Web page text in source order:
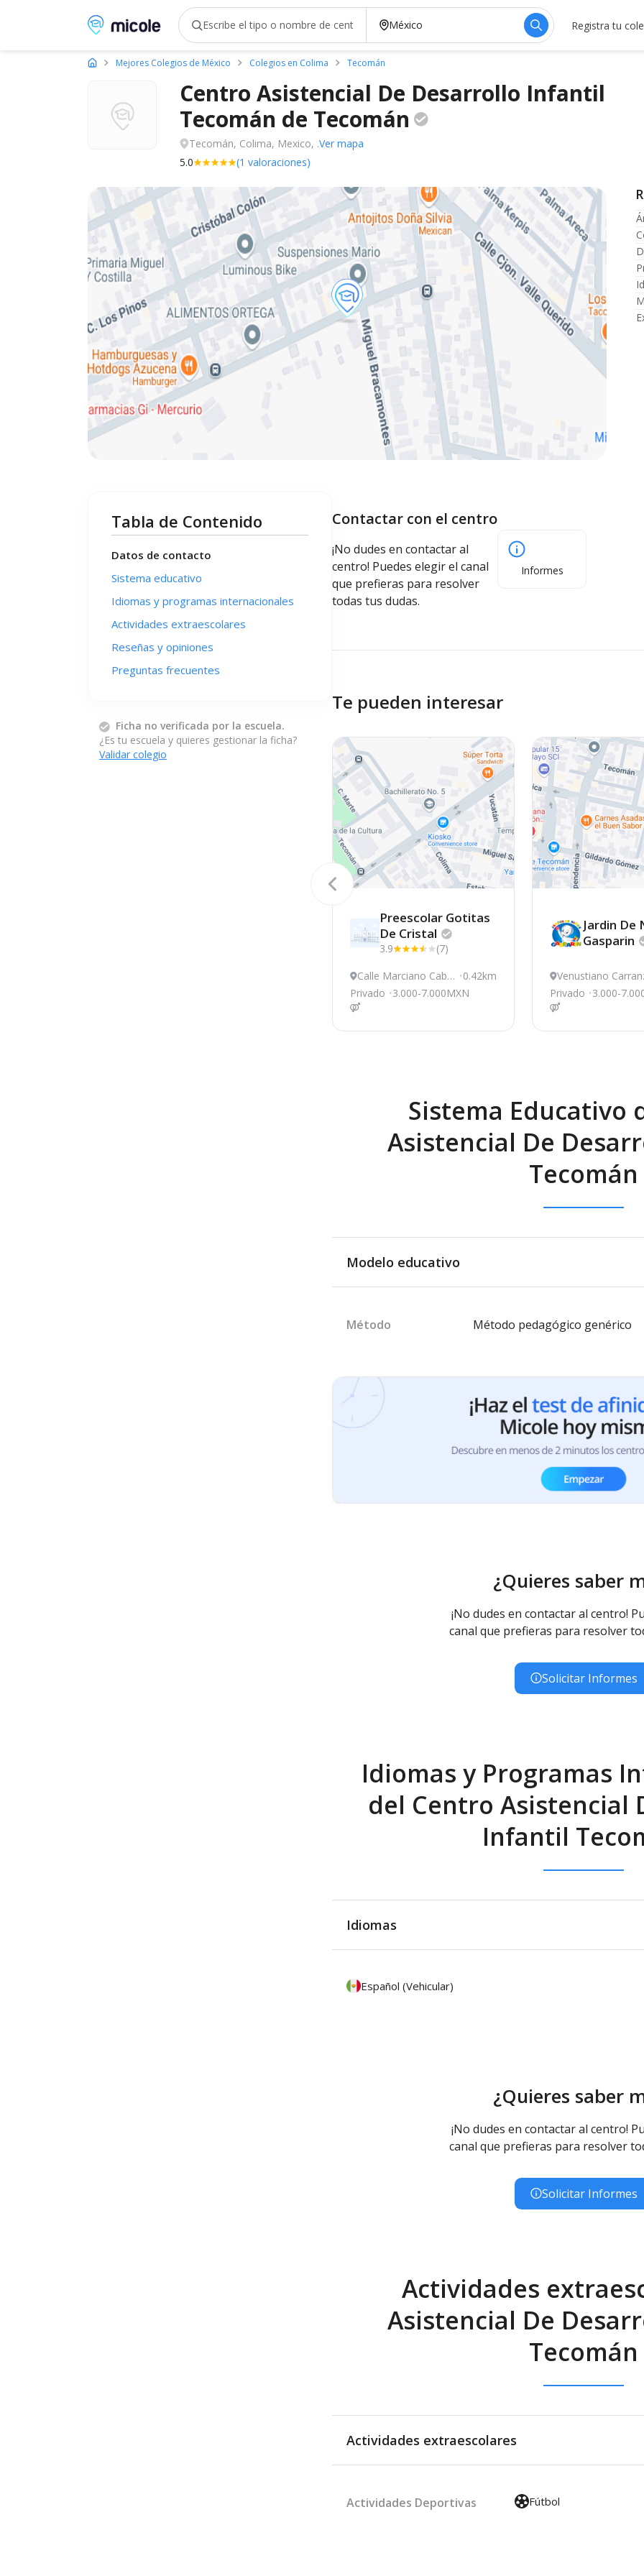
Micole, buscador de colegios Registra tu
Mejores Colegios de México Colegios en Colima Tecomán
Centro Asistencial De Desarrollo Infantil
Tecomán de Tecomán
Tecomán, Colima, Mexico, .Ver mapa
5.0
(1 valoraciones)
Tabla de Contenido
Datos de contacto
Sistema educativo
Idiomas y programas internacionales
Actividades extraescolares
Reseñas y opiniones
Preguntas frecuentes
Ficha no verificada por la escuela.
¿Es tu escuela y quieres gestionar la ficha?
Validar colegio
Contactar con el centro
¡No dudes en contactar al
centro! Puedes elegir el canal
que prefieras para resolver
todas tus dudas.
Informes
Te pueden interesar
Preescolar Gotitas
De Cristal
3.9
(7)
Calle Marciano Cabr
era 343, Tecomán
0.42km
Privado
3.000-7.000MXN
Jardin De
Gasparin
Venustiano
50, Tecomán
Privado 3.000-
Sistema Educativo
Asistencial De
Tecomán
Modelo educativo
Método Método pedagógico genérico
¿Quieres saber
¡No dudes en contactar al centro!
canal que prefieras para resolver
Solicitar Informes
Idiomas y Programas
del Centro Asistencial
Infantil
Idiomas
Español (Vehicular)
¿Quieres saber
¡No dudes en contactar al centro!
canal que prefieras para resolver
Solicitar Informes
Actividades
Asistencial De
Tecomán
Actividades extraescolares
Actividades Deportivas Fútbol